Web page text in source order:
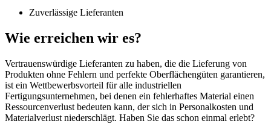
Zuverlässige Lieferanten
Wie erreichen wir es?
Vertrauenswürdige Lieferanten zu haben, die die Lieferung von
Produkten ohne Fehlern und perfekte Oberflächengüten garantieren,
ist ein Wettbewerbsvorteil für alle industriellen
Fertigungsunternehmen, bei denen ein fehlerhaftes Material einen
Ressourcenverlust bedeuten kann, der sich in Personalkosten und
Materialverlust niederschlägt. Haben Sie das schon einmal erlebt?